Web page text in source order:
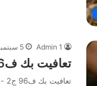
Admin 1 5 سبتمبر، 2023
تعافيت بك ف96 ج2 – رواية تعافيت بك PDF
تعافيت بك ف96 ج2 - رواية تعافيت بك PDF